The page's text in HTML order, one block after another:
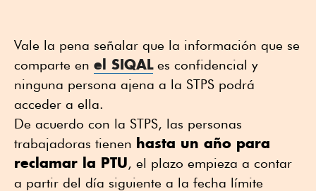
Vale la pena señalar que la información que se
comparte en el SIQALes confidencial y
ninguna persona ajena a la STPS podrá
acceder a ella.
De acuerdo con la STPS, las personas
trabajadoras tienen hasta un año para
reclamar la PTU, el plazo empieza a contar
a partir del día siguiente a la fecha límite